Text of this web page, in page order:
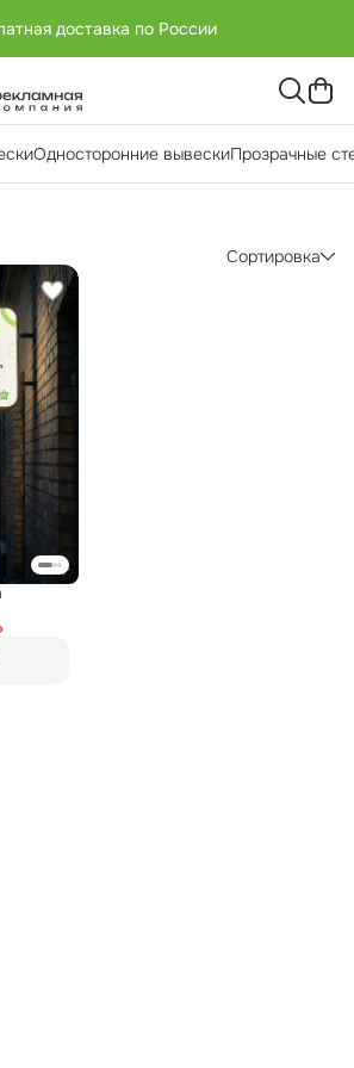
доставка по России
Односторонние вывескиПрозрачные
Сортировка